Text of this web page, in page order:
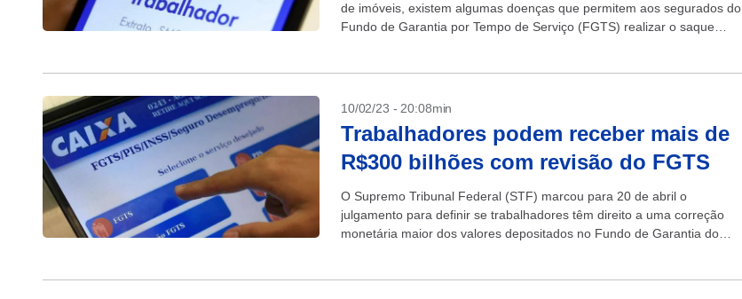
de imóveis, existem algumas doenças que permitem aos segurados do
Fundo de Garantia por Tempo de Serviço (FGTS) realizar o saque
10/02/23 - 20:08min
Trabalhadores podem receber mais de
R$300 bilhões com revisão do FGTS
O Supremo Tribunal Federal (STF) marcou para 20 de abril o
julgamento para definir se trabalhadores têm direito a uma correção
monetária maior dos valores depositados no Fundo de Garantia do